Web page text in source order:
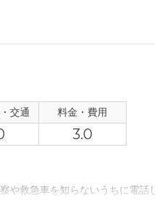
交通 料金・費用
3.0
や救急車を知らないうちに電話